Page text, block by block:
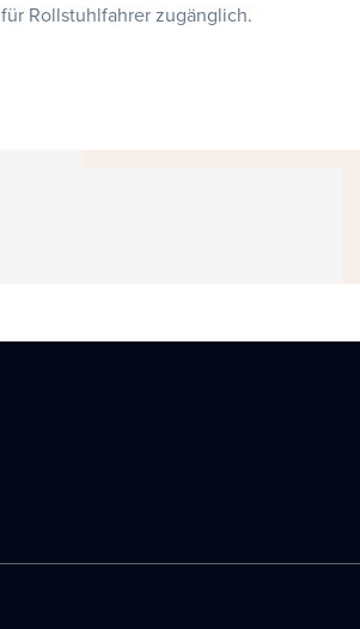
Rollstuhlfahrer zugänglich.